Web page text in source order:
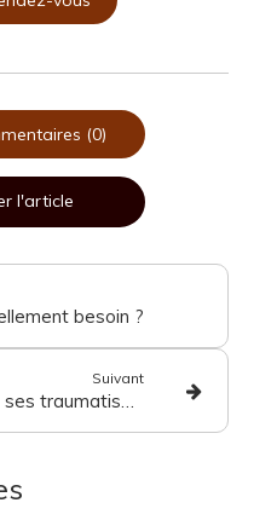
(0)
l'article
besoin ?
Suivant